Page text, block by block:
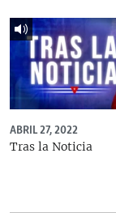
ABRIL 27, 2022
Tras la Noticia